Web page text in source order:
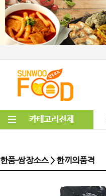
한품-쌈장소스 > 한끼의품격